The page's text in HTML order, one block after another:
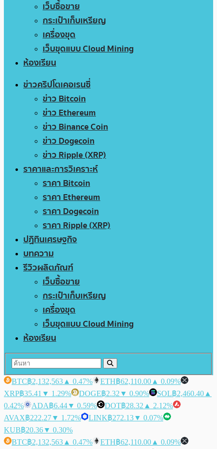
เว็บซื้อขาย
กระเป๋าเก็บเหรียญ
เครื่องขุด
เว็บขุดแบบ Cloud Mining
ห้องเรียน
ข่าวคริปโตเคอเรนซี่
ข่าว Bitcoin
ข่าว Ethereum
ข่าว Binance Coin
ข่าว Dogecoin
ข่าว Ripple (XRP)
ราคาและการวิเคราะห์
ราคา Bitcoin
ราคา Ethereum
ราคา Dogecoin
ราคา Ripple (XRP)
ปฏิทินเศรษฐกิจ
บทความ
รีวิวผลิตภัณฑ์
เว็บซื้อขาย
กระเป๋าเก็บเหรียญ
เครื่องขุด
เว็บขุดแบบ Cloud Mining
ห้องเรียน
BTC฿2,132,563 ▲ 0.47% ETH฿62,110.00 ▲ 0.09%
XRP฿35.41 ▼ 1.29% DOGE฿2.32 ▼ 0.90% SOL฿2,460.40 ▲
0.42%
ADA฿6.44▼ 0.59% DOT฿28.32 ▲ 2.12%
AVAX฿222.27▼ 1.72% LINK฿272.13▼ 0.07%
KUB฿20.36▼ 0.30%
BTC฿2,132,563 ▲ 0.47% ETH฿62,110.00 ▲ 0.09%